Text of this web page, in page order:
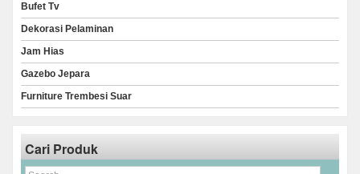
Bufet Tv
Dekorasi Pelaminan
Jam Hias
Gazebo Jepara
Furniture Trembesi Suar
Cari Produk